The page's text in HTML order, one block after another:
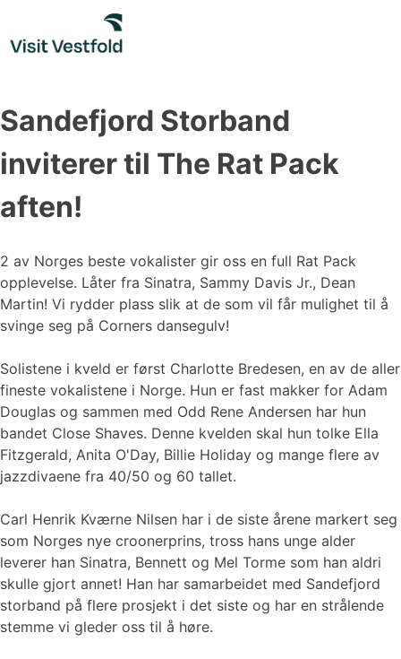
content
Sandefjord Storband
inviterer til The Rat Pack
aften!
2 av Norges beste vokalister gir oss en full Rat Pack
opplevelse. Låter fra Sinatra, Sammy Davis Jr., Dean
Martin! Vi rydder plass slik at de som vil får mulighet til å
svinge seg på Corners dansegulv!
Solistene i kveld er først Charlotte Bredesen, en av de aller
fineste vokalistene i Norge. Hun er fast makker for Adam
Douglas og sammen med Odd Rene Andersen har hun
bandet Close Shaves. Denne kvelden skal hun tolke Ella
Fitzgerald, Anita O'Day, Billie Holiday og mange flere av
jazzdivaene fra 40/50 og 60 tallet.
Carl Henrik Kværne Nilsen har i de siste årene markert seg
som Norges nye croonerprins, tross hans unge alder
leverer han Sinatra, Bennett og Mel Torme som han aldri
skulle gjort annet! Han har samarbeidet med Sandefjord
storband på flere prosjekt i det siste og har en strålende
stemme vi gleder oss til å høre.